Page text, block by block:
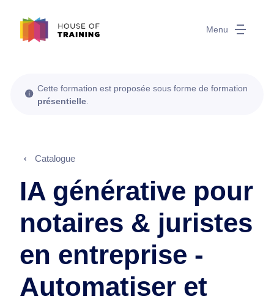
Menu
Cette formation est proposée sous forme de formation
présentielle
Catalogue
IA générative pour
notaires & juristes
en entreprise -
Automatiser et